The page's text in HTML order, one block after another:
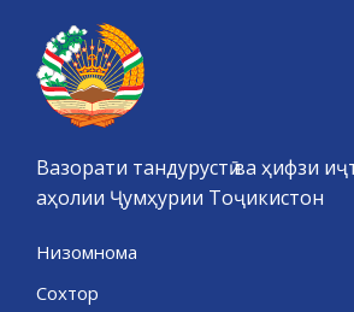
Вазорати тандурустӣ ва ҳифзи
аҳолии Ҷумҳурии Тоҷикистон
Низомнома
Сохтор